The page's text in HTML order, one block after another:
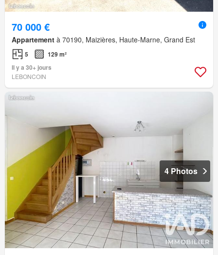
70 000 €
Appartement à 70190, Maizières, Haute-Marne, Grand Est
5
129 m²
Il y a 30+ jours
LEBONCOIN
4 Photos